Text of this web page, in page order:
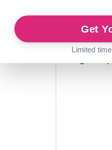
Get
Limited
Maison/Perruque colorée